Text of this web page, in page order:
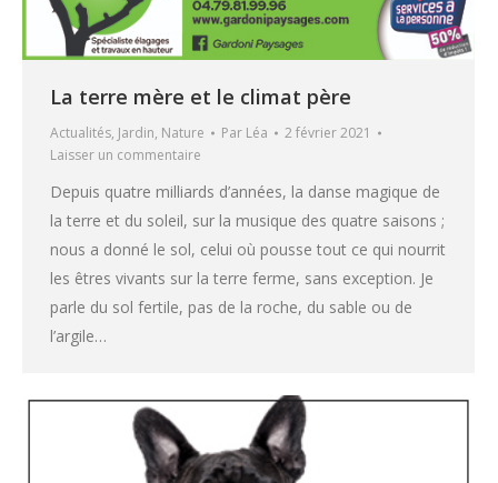
La terre mère et le climat père
Actualités, Jardin, Nature Par Léa
2 février 2021
Laisser un commentaire
Depuis quatre milliards d’années, la danse magique de
la terre et du soleil, sur la musique des quatre saisons ;
nous a donné le sol, celui où pousse tout ce qui nourrit
les êtres vivants sur la terre ferme, sans exception. Je
parle du sol fertile, pas de la roche, du sable ou de
l’argile…